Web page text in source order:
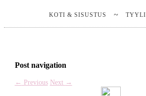
KOTI & SISUSTUS TYYLI
Post navigation
← Previous Next →